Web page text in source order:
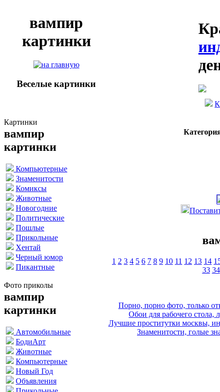
вампир
картинки
Веселые картинки
Картинки
вампир
картинки
Компьютерные
Знаменитости
Комиксы
Животные
Новогодние
Политические
Пошлые
Прикольные
Хентай
Черный юмор
Пикантные
Фото приколы
вампир
картинки
Автомобильные
БодиАрт
Животные
Компьютерные
Новый Год
Объявления
1 2 3 4 5 6 7 8 9 10 11 12 13 14
33 34
Порно, порно фото, только
Обои для рабочего стола,
Лучшие проститутки москвы,
Знаменитости, голые